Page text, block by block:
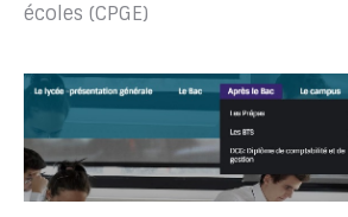
écoles (CPGE)